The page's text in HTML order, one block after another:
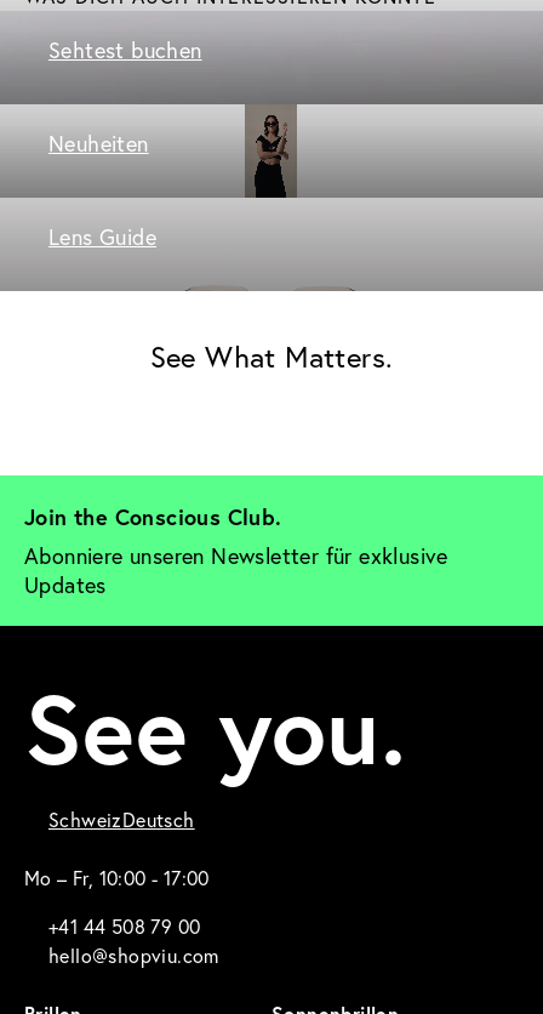
Sehtest buchen
Neuheiten
Lens Guide
See What Matters.
Join the Conscious Club.
Abonniere unseren Newsletter für exklusive
Updates
See you.
SchweizDeutsch
Mo – Fr, 10:00 - 17:00
+41 44 508 79 00
hello@shopviu.com